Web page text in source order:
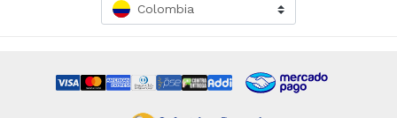
Colombia